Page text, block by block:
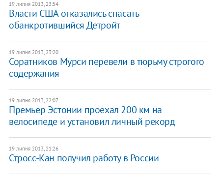
19 липня 2013, 23:54
Власти США отказались спасать
обанкротившийся Детройт
19 липня 2013, 23:20
Соратников Мурси перевели в тюрьму строгого
содержания
19 липня 2013, 22:07
Премьер Эстонии проехал 200 км на
велосипеде и установил личный рекорд
19 липня 2013, 21:26
Стросс-Кан получил работу в России